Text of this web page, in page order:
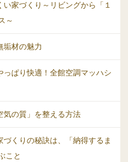
い家づくり～リビングから「１
～
垢材の魅力
っぱり快適！全館空調マッハシ
気の質」を整える方法
づくりの秘訣は、「納得するま
こと